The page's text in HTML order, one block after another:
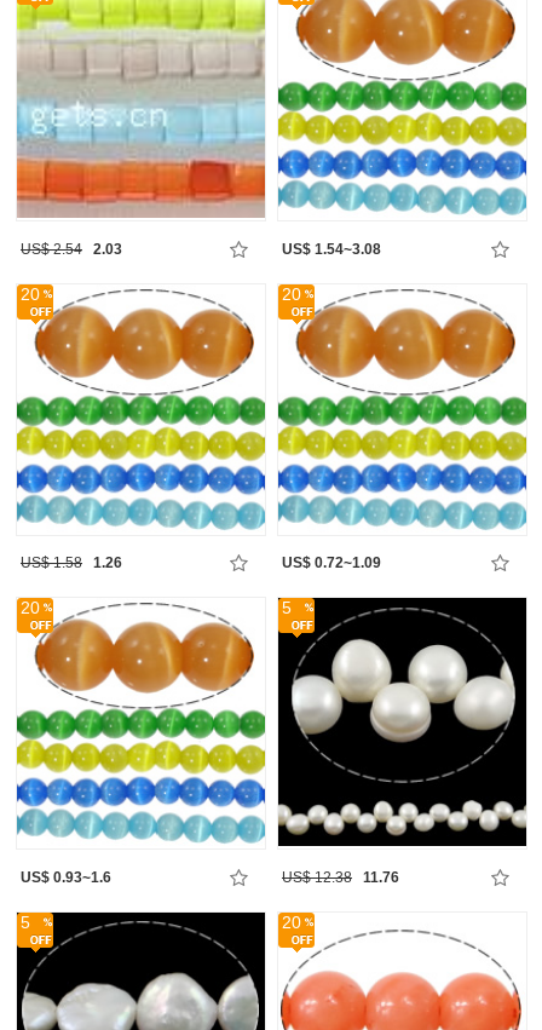
US$ 2.54 2.03 US$ 1.54~3.08
20
US$ 1.58 1.26
20
US$ 0.72~1.09
20
US$ 0.93~1.6
5
US$ 12.38 11.76
5 20